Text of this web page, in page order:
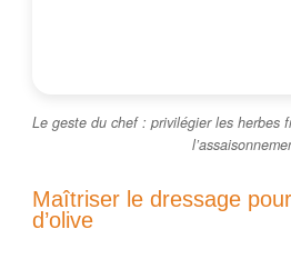
Le geste du chef : privilégier les herbes
Maîtriser le dressage
d’olive